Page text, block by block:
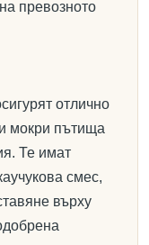
превозното
отлично
мокри пътища
Те имат
смес,
върху